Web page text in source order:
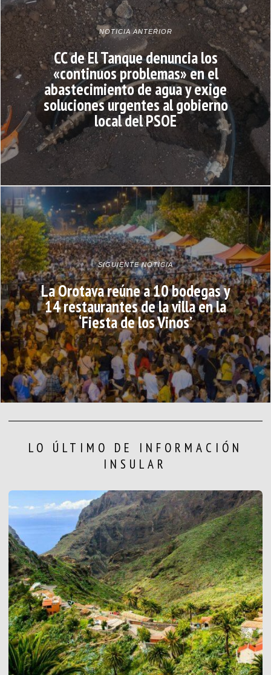
NOTICIA ANTERIOR
CC de El Tanque denuncia los
«continuos problemas» en el
abastecimiento de agua y exige
soluciones urgentes al gobierno
local del PSOE
SIGUIENTE NOTICIA
La Orotava reúne a 10 bodegas y
14 restaurantes de la villa en la
‘Fiesta de los Vinos’
LO ÚLTIMO DE INFORMACIÓN
INSULAR